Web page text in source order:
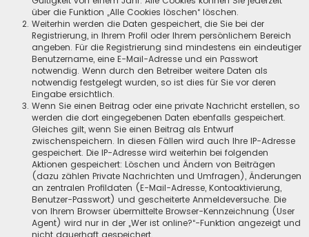
über die Funktion „Alle Cookies löschen“ löschen.
Weiterhin werden die Daten gespeichert, die Sie bei der
Registrierung, in Ihrem Profil oder Ihrem persönlichem Bereich
angeben. Für die Registrierung sind mindestens ein eindeutiger
Benutzername, eine E-Mail-Adresse und ein Passwort
notwendig. Wenn durch den Betreiber weitere Daten als
notwendig festgelegt wurden, so ist dies für Sie vor deren
Eingabe ersichtlich.
Wenn Sie einen Beitrag oder eine private Nachricht erstellen, so
werden die dort eingegebenen Daten ebenfalls gespeichert.
Gleiches gilt, wenn Sie einen Beitrag als Entwurf
zwischenspeichern. In diesen Fällen wird auch Ihre IP-Adresse
gespeichert. Die IP-Adresse wird weiterhin bei folgenden
Aktionen gespeichert: Löschen und Ändern von Beiträgen
(dazu zählen Private Nachrichten und Umfragen), Änderungen
an zentralen Profildaten (E-Mail-Adresse, Kontoaktivierung,
Benutzer-Passwort) und gescheiterte Anmeldeversuche. Die
von Ihrem Browser übermittelte Browser-Kennzeichnung (User
Agent) wird nur in der „Wer ist online?“-Funktion angezeigt und